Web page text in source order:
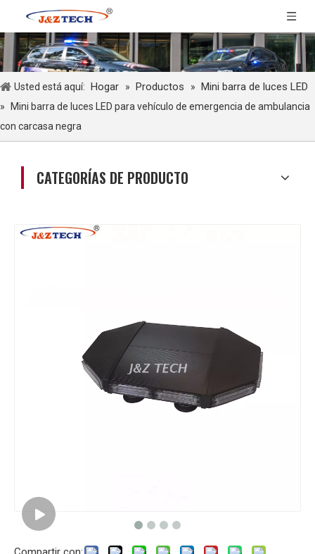
Usted está aquí: Hogar » Productos » Mini barra de luces LED
»
Mini barra de luces LED para vehículo de emergencia de ambulancia
con carcasa negra
CATEGORÍAS DE PRODUCTO